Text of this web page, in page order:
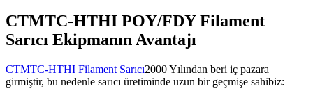
CTMTC-HTHI POY/FDY Filament
Sarıcı Ekipmanın Avantajı
CTMTC-HTHI Filament Sarıcı2000 Yılından beri iç pazara
girmiştir, bu nedenle sarıcı üretiminde uzun bir geçmişe sahibiz: